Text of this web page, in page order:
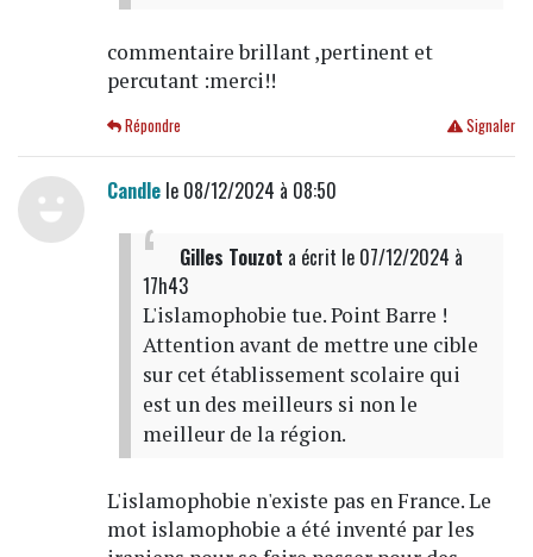
commentaire brillant ,pertinent et
percutant :merci!!
Signaler
Répondre
Candlele 08/12/2024 à 08:50
Gilles Touzot a écrit le 07/12/2024 à
17h43
L'islamophobie tue. Point Barre !
Attention avant de mettre une cible
sur cet établissement scolaire qui
est un des meilleurs si non le
meilleur de la région.
L'islamophobie n'existe pas en France. Le
mot islamophobie a été inventé par les